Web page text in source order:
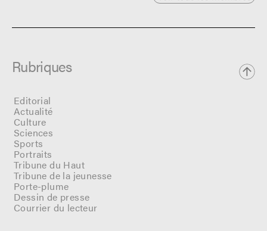
Rubriques
Editorial
Actualité
Culture
Sciences
Sports
Portraits
Tribune du Haut
Tribune de la jeunesse
Porte-plume
Dessin de presse
Courrier du lecteur